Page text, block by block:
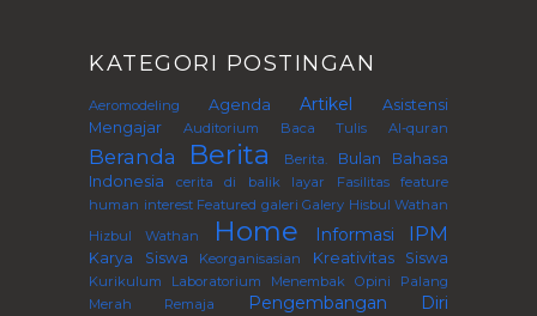
KATEGORI POSTINGAN
Aeromodeling Agenda Artikel
Asistensi
Mengajar
Auditorium Baca Tulis Al-quran
Beranda Berita Berita.
Bulan Bahasa
Indonesia
cerita di balik layar Fasilitas
feature
human interest Featured galeri Galery Hisbul Wathan
Hizbul Wathan
Home Informasi IPM
Karya Siswa Keorganisasian Kreativitas Siswa
Kurikulum Laboratorium Menembak Opini
Palang
Merah Remaja
Pengembangan Diri